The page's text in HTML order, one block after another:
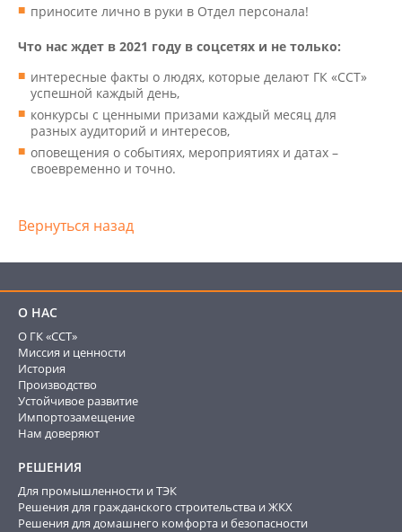
приносите лично в руки в Отдел персонала!
Что нас ждет в 2021 году в соцсетях и не только:
интересные факты о людях, которые делают ГК «ССТ»
успешной каждый день,
конкурсы с ценными призами каждый месяц для
разных аудиторий и интересов,
оповещения о событиях, мероприятиях и датах –
своевременно и точно.
Вернуться назад
О НАС
О ГК «ССТ»
Миссия и ценности
История
Производство
Устойчивое развитие
Импортозамещение
Нам доверяют
РЕШЕНИЯ
Для промышленности и ТЭК
Решения для гражданского строительства и ЖКХ
Решения для домашнего комфорта и безопасности